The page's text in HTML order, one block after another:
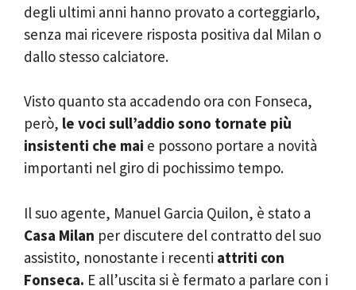
degli ultimi anni hanno provato a corteggiarlo,
senza mai ricevere risposta positiva dal Milan o
dallo stesso calciatore.
Visto quanto sta accadendo ora con Fonseca,
però, le voci sull’addio sono tornate più
insistenti che mai e possono portare a novità
importanti nel giro di pochissimo tempo.
Il suo agente, Manuel Garcia Quilon, è stato a
Casa Milan per discutere del contratto del suo
assistito, nonostante i recenti attriti con
Fonseca. E all’uscita si è fermato a parlare con i